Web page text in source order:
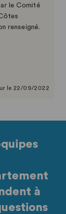
le Comité
renseigné.
le 22/09/2022
à